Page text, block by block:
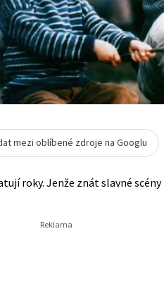
mezi oblíbené zdroje na Googlu
roky. Jenže znát slavné